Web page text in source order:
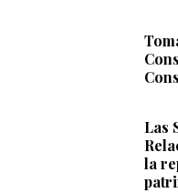
Las
la